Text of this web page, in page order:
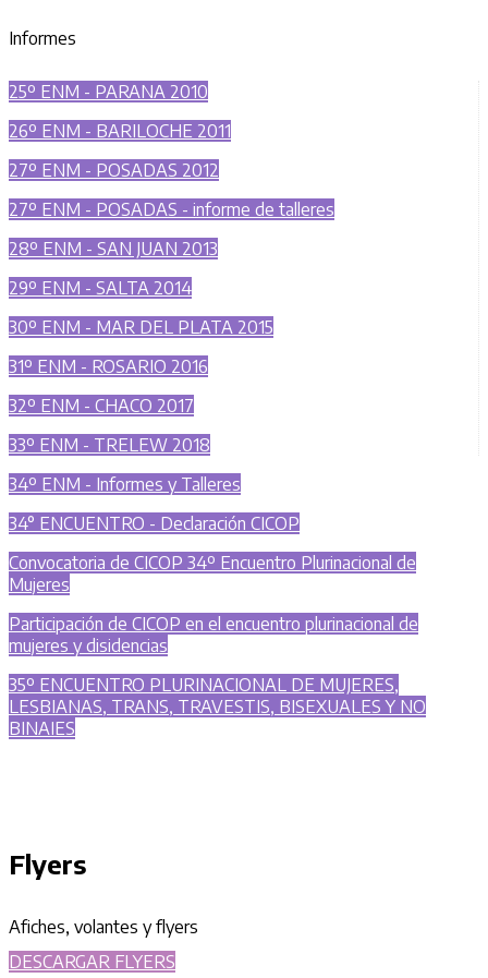
Informes
25º ENM - PARANA 2010
26º ENM - BARILOCHE 2011
27º ENM - POSADAS 2012
27º ENM - POSADAS - informe de talleres
28º ENM - SAN JUAN 2013
29º ENM - SALTA 2014
30º ENM - MAR DEL PLATA 2015
31º ENM - ROSARIO 2016
32º ENM - CHACO 2017
33º ENM - TRELEW 2018
34º ENM - Informes y Talleres
34° ENCUENTRO - Declaración CICOP
Convocatoria de CICOP 34º Encuentro Plurinacional de
Mujeres
Participación de CICOP en el encuentro plurinacional de
mujeres y disidencias
35º ENCUENTRO PLURINACIONAL DE MUJERES,
LESBIANAS, TRANS, TRAVESTIS, BISEXUALES Y NO
BINAIES
Flyers
Afiches, volantes y flyers
DESCARGAR FLYERS